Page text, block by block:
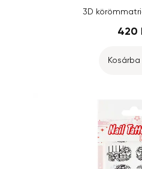
3D
420
Kosárba